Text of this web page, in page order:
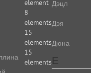
element
8
elements
15
elements
15
elements
Дэцл
Дэя
Дюна
Е